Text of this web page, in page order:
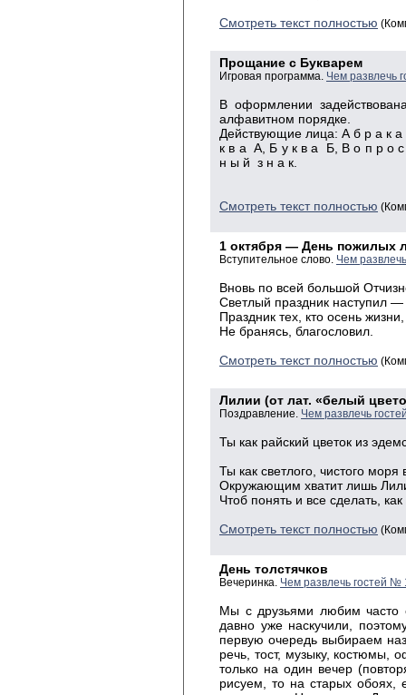
Смотреть текст полностью
Прощание с Букварем
Игровая программа. Чем развлечь
В оформлении
алфавитном порядке.
Действующие лица: А б р а к
к в а А, Б у к в а Б, В о п р о
н ы й з н а к.
Смотреть текст полностью
1 октября — День пожилых
Вступительное слово. Чем
Вновь по всей большой
Светлый праздник наступил —
Праздник тех, кто осень жизни,
Не бранясь, благословил.
Смотреть текст полностью
Лилии (от лат. «белый
Поздравление. Чем развлечь
Ты как райский цветок из
Ты как светлого, чистого
Окружающим хватит лишь
Чтоб понять и все сделать,
Смотреть текст полностью
День толстячков
Вечеринка. Чем развлечь гостей №
Мы с друзьями любим часто
давно уже наскучили,
первую очередь выбираем
речь, тост, музыку, костюмы,
только на один вечер
рисуем, то на старых